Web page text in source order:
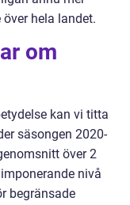
hela landet.
om
kan vi titta
säsongen 2020-
över 2
nivå
begränsade